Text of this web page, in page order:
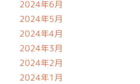
2024年6月
2024年5月
2024年4月
2024年3月
2024年2月
2024年1月